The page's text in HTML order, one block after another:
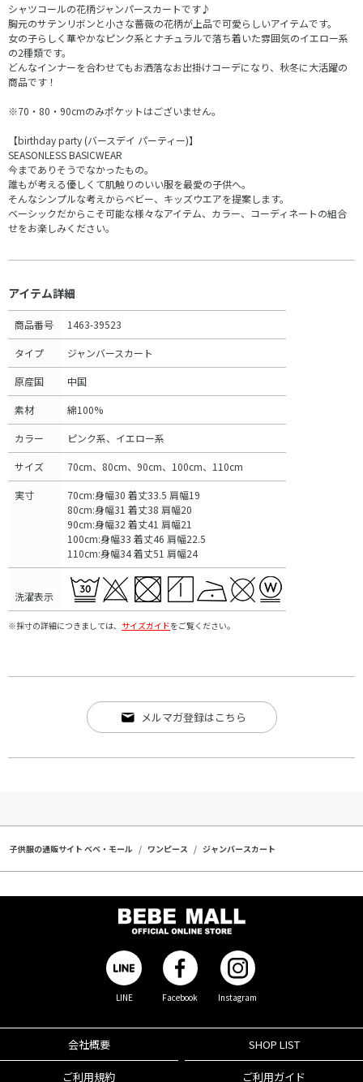
シャツコールの花柄ジャンパースカートです♪
胸元のサテンリボンと小さな薔薇の花柄が上品で可愛らしいアイテムです。
女の子らしく華やかなピンク系とナチュラルで落ち着いた雰囲気のイエロー系
の2種類です。
どんなインナーを合わせてもお洒落なお出掛けコーデになり、秋冬に大活躍の
商品です！
※70・80・90cmのみポケットはございません。
【birthday party (バースデイ パーティー)】
SEASONLESS BASICWEAR
今までありそうでなかったもの。
誰もが考える優しくて肌触りのいい服を最愛の子供へ。
そんなシンプルな考えからベビー、キッズウエアを提案します。
ベーシックだからこそ可能な様々なアイテム、カラー、コーディネートの組合
せをお楽しみください。
アイテム詳細
商品番号 1463-39523
タイプ ジャンバースカート
原産国 中国
素材 綿100%
カラー ピンク系、イエロー系
サイズ 70cm、80cm、90cm、100cm、110cm
実寸
70cm:身幅30 着丈33.5 肩幅19
80cm:身幅31 着丈38 肩幅20
90cm:身幅32 着丈41 肩幅21
100cm:身幅33 着丈46 肩幅22.5
110cm:身幅34 着丈51 肩幅24
洗濯表示
※採寸の詳細につきましては、 サイズガイドをご覧ください。
メルマガ登録はこちら
子供服の通販サイト ベベ・モール ワンピース ジャンバースカート
LINE Facebook Instagram
会社概要 SHOP LIST
ご利用規約 ご利用ガイド